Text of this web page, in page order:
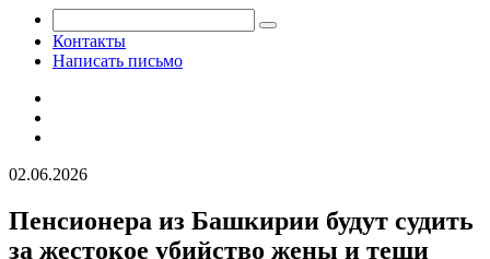
Контакты
Написать письмо
02.06.2026
Пенсионера из Башкирии будут судить
за жестокое убийство жены и тещи